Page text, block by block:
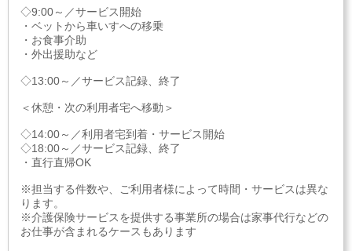
◇9:00～／サービス開始
・ベットから車いすへの移乗
・お食事介助
・外出援助など
◇13:00～／サービス記録、終了
＜休憩・次の利用者宅へ移動＞
◇14:00～／利用者宅到着・サービス開始
◇18:00～／サービス記録、終了
・直行直帰OK
※担当する件数や、ご利用者様によって時間・サービスは異な
ります。
※介護保険サービスを提供する事業所の場合は家事代行などの
お仕事が含まれるケースもあります